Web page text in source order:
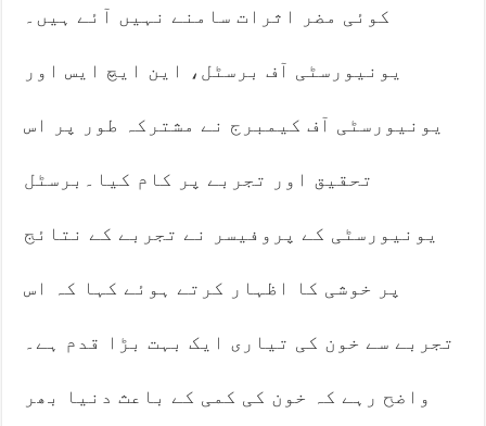
کوئی مضر اثرات سامنے نہیں آئے ہیں۔
یونیورسٹی آف برسٹل، این ایچ ایس اور
یونیورسٹی آف کیمبرج نے مشترکہ طور پر اس
تحقیق اور تجربے پر کام کیا۔برسٹل
یونیورسٹی کے پروفیسر نے تجربے کے نتائج
پر خوشی کا اظہار کرتے ہوئے کہا کہ اس
تجربے سے خون کی تیاری ایک بہت بڑا قدم ہے۔
واضح رہے کہ خون کی کمی کے باعث دنیا بھر